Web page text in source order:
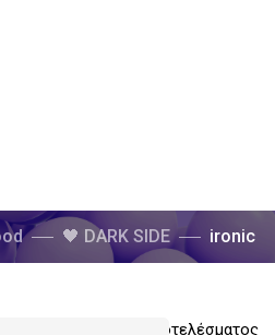
🖤 DARK SIDE ironic
του μοναδικού αποτελέσματος